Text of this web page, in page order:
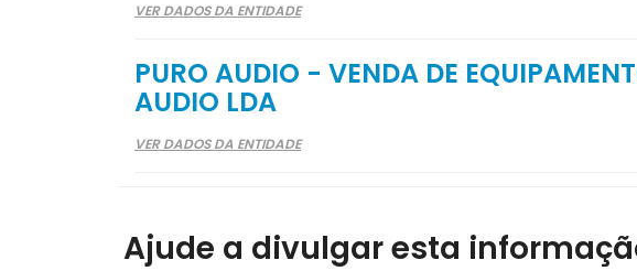
VER DADOS DA ENTIDADE
PURO AUDIO - VENDA DE
AUDIO LDA
VER DADOS DA ENTIDADE
Ajude a divulgar esta